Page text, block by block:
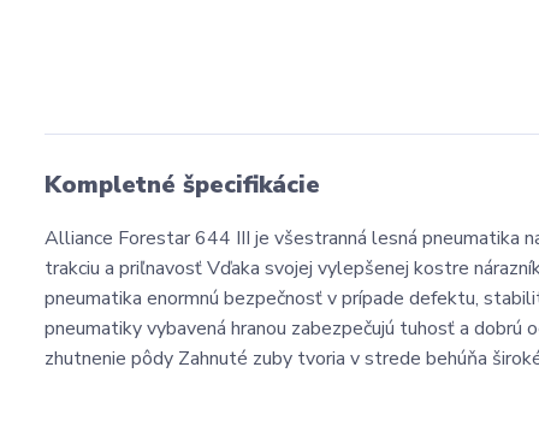
Kompletné špecifikácie
Alliance Forestar 644 III je všestranná lesná pneumatika
trakciu a priľnavosť Vďaka svojej vylepšenej kostre
pneumatika enormnú bezpečnosť v prípade defektu,
pneumatiky vybavená hranou zabezpečujú tuhosť a dobrú
zhutnenie pôdy Zahnuté zuby tvoria v strede behúňa